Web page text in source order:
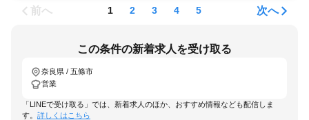
前へ 1 2 3 4 5 次へ
この条件の新着求人を受け取る
奈良県 / 五條市
営業
「LINEで受け取る」では、新着求人のほか、おすすめ情報なども配信しま
す。 詳しくはこちら